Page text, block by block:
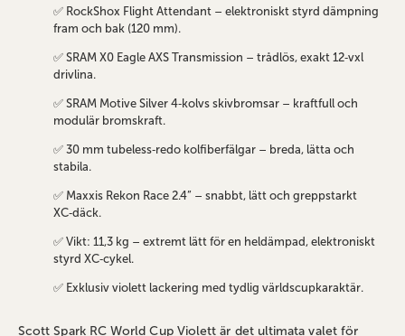
✅ RockShox Flight Attendant – elektroniskt styrd dämpning
fram och bak (120 mm).
✅ SRAM X0 Eagle AXS Transmission – trådlös, exakt 12‑vxl
drivlina.
✅ SRAM Motive Silver 4‑kolvs skivbromsar – kraftfull och
modulär bromskraft.
✅ 30 mm tubeless‑redo kolfiberfälgar – breda, lätta och
stabila.
✅ Maxxis Rekon Race 2.4” – snabbt, lätt och greppstarkt
XC‑däck.
✅ Vikt: 11,3 kg – extremt lätt för en heldämpad, elektroniskt
styrd XC‑cykel.
✅ Exklusiv violett lackering med tydlig världscupkaraktär.
Scott Spark RC World Cup Violett är det ultimata valet för